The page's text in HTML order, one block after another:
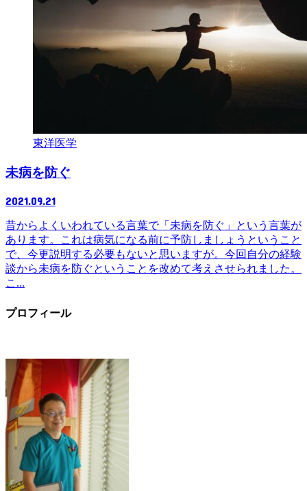
東洋医学
未病を防ぐ
2021.09.21
昔からよくいわれている言葉で「未病を防ぐ」という言葉が
あります。これは病気になる前に予防しましょうということ
で、今更説明する必要もないと思いますが。今回自分の経験
談から未病を防ぐということを改めて考えさせられました。
こ...
プロフィール